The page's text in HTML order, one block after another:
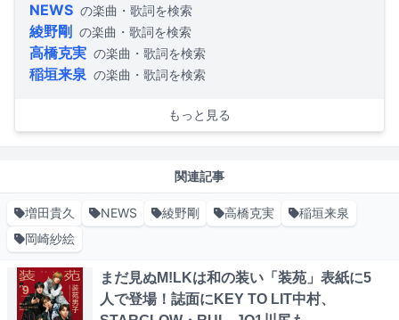
NEWS の楽曲・歌詞を検索
綾野剛 の楽曲・歌詞を検索
高橋克実 の楽曲・歌詞を検索
稲垣来泉 の楽曲・歌詞を検索
もっと見る
関連記事
増田貴久 NEWS 綾野剛 高橋克実
稲垣来泉
岡崎紗絵
まだ見ぬM!LKは和の装い「装苑」表紙に5
人で登場！誌面にKEY TO LIT中村、